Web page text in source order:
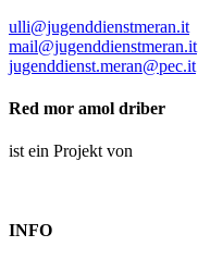
ulli@jugenddienstmeran.it
mail@jugenddienstmeran.it
jugenddienst.meran@pec.it
Red mor amol driber
ist ein Projekt von
INFO